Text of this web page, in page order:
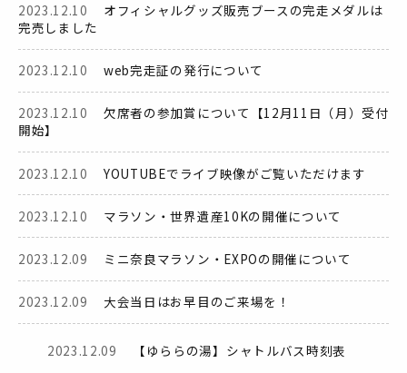
2023.12.10
オフィシャルグッズ販売ブースの完走メダルは
完売しました
2023.12.10 web完走証の発行について
2023.12.10
欠席者の参加賞について【12月11日（月）受付
開始】
2023.12.10 YOUTUBEでライブ映像がご覧いただけます
2023.12.10 マラソン・世界遺産10Kの開催について
2023.12.09 ミニ奈良マラソン・EXPOの開催について
2023.12.09 大会当日はお早目のご来場を！
2023.12.09 【ゆららの湯】シャトルバス時刻表